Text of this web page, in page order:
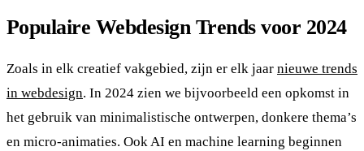
Populaire Webdesign Trends voor 2024
Zoals in elk creatief vakgebied, zijn er elk jaar nieuwe trends
in webdesign. In 2024 zien we bijvoorbeeld een opkomst in
het gebruik van minimalistische ontwerpen, donkere thema’s
en micro-animaties. Ook AI en machine learning beginnen